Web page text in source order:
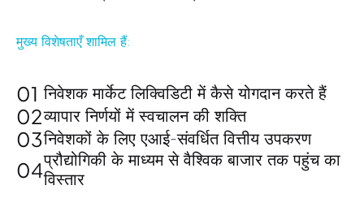
मुख्य विशेषताएँ शामिल हैं:
01 निवेशक मार्केट लिक्विडिटी में कैसे योगदान करते हैं
02व्यापार निर्णयों मेंस्वचालन की शक्ति
03निवेशकों के लिए एआई-संवर्धित वित्तीय उपकरण
04प्रौद्योगिकी के माध्यम से वैश्विक बाजार तक पहुंच का
विस्तार